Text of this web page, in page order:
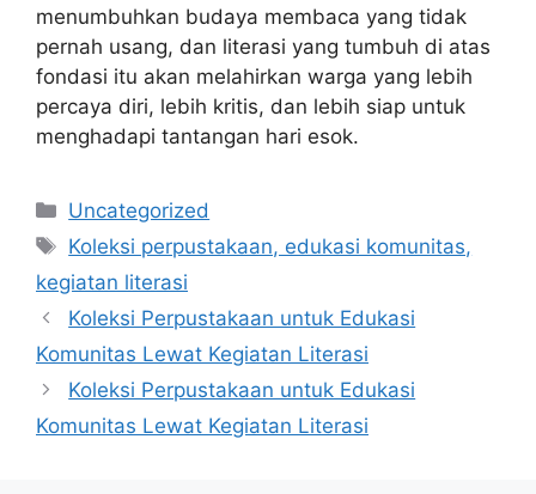
menumbuhkan budaya membaca yang tidak
pernah usang, dan literasi yang tumbuh di atas
fondasi itu akan melahirkan warga yang lebih
percaya diri, lebih kritis, dan lebih siap untuk
menghadapi tantangan hari esok.
Categories
Uncategorized
Tags
Koleksi perpustakaan, edukasi komunitas,
kegiatan literasi
Koleksi Perpustakaan untuk Edukasi
Komunitas Lewat Kegiatan Literasi
Koleksi Perpustakaan untuk Edukasi
Komunitas Lewat Kegiatan Literasi